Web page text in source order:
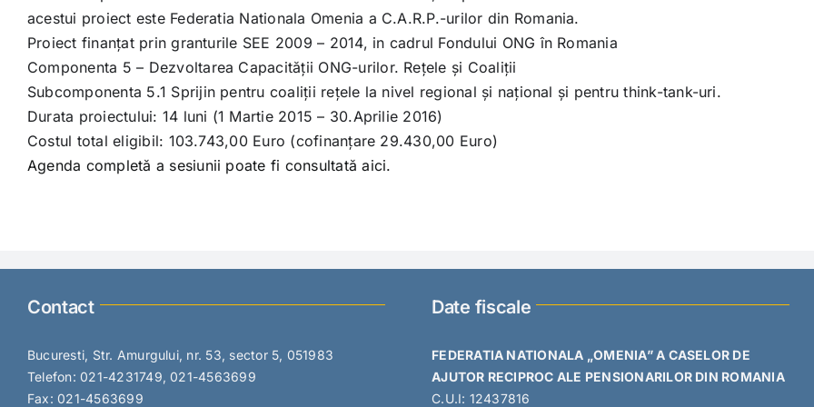
acestui proiect este Federatia Nationala Omenia a C.A.R.P.-urilor din Romania.
Proiect finanțat prin granturile SEE 2009 – 2014, in cadrul Fondului ONG în Romania
Componenta 5 – Dezvoltarea Capacității ONG-urilor. Rețele și Coaliții
Subcomponenta 5.1 Sprijin pentru coaliții rețele la nivel regional și național și pentru think-tank-uri.
Durata proiectului: 14 luni (1 Martie 2015 – 30.Aprilie 2016)
Costul total eligibil: 103.743,00 Euro (cofinanțare 29.430,00 Euro)
Agenda completă a sesiunii poate fi consultată aici.
Contact
Bucuresti, Str. Amurgului, nr. 53, sector 5, 051983
Telefon: 021-4231749, 021-4563699
Fax: 021-4563699
Date fiscale
FEDERATIA NATIONALA „OMENIA” A CASELOR DE
AJUTOR RECIPROC ALE PENSIONARILOR DIN ROMANIA
C.U.I: 12437816